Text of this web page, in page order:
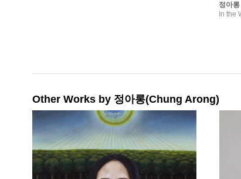
정아롱
In the
Other Works by 정아롱(Chung Arong)